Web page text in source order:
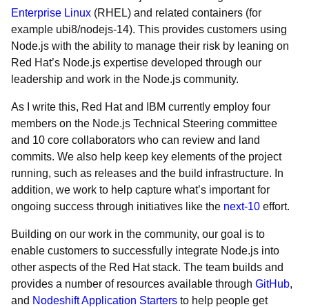
Enterprise Linux (RHEL) and related containers (for
example ubi8/nodejs-14). This provides customers using
Node.js with the ability to manage their risk by leaning on
Red Hat’s Node.js expertise developed through our
leadership and work in the Node.js community.
As I write this, Red Hat and IBM currently employ four
members on the Node.js Technical Steering committee
and 10 core collaborators who can review and land
commits. We also help keep key elements of the project
running, such as releases and the build infrastructure. In
addition, we work to help capture what’s important for
ongoing success through initiatives like the next-10 effort.
Building on our work in the community, our goal is to
enable customers to successfully integrate Node.js into
other aspects of the Red Hat stack. The team builds and
provides a number of resources available through GitHub,
and Nodeshift Application Starters to help people get